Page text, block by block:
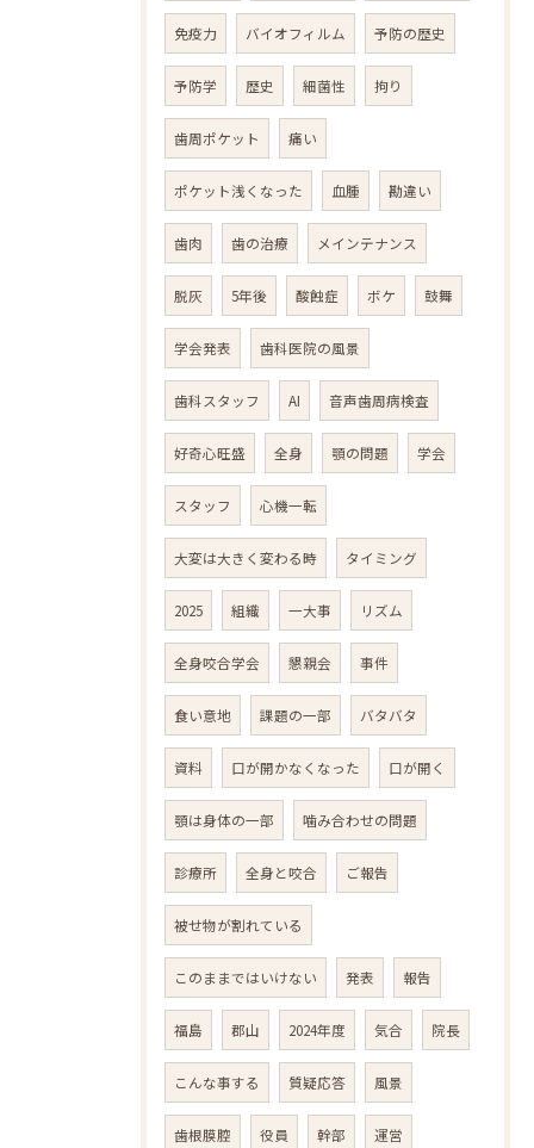
免疫力 バイオフィルム 予防の歴史
予防学 歴史 細菌性 拘り
歯周ポケット 痛い
ポケット浅くなった 血腫 勘違い
歯肉 歯の治療 メインテナンス
脱灰 5年後 酸蝕症 ボケ 鼓舞
学会発表 歯科医院の風景
歯科スタッフ AI 音声歯周病検査
好奇心旺盛 全身 顎の問題 学会
スタッフ 心機一転
大変は大きく変わる時 タイミング
2025 組織 一大事 リズム
全身咬合学会 懇親会 事件
食い意地 課題の一部 バタバタ
資料 口が開かなくなった 口が開く
顎は身体の一部 噛み合わせの問題
診療所 全身と咬合 ご報告
被せ物が割れている
このままではいけない 発表 報告
福島 郡山 2024年度 気合 院長
こんな事する 質疑応答 風景
歯根膜腔 役員 幹部 運営